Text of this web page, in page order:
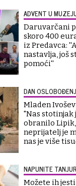
ADVENT U
Daruvarčani
skoro 400
iz Predavca:
nastavlja, još
pomoći''
DAN
Mladen
"Nas stotinjak
obranilo
neprijatelj je
nas je više
NAPUNITE TANJUR
Možete ih